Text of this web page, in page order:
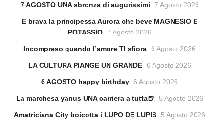
7 AGOSTO UNA sbronza di augurissimi 7 Agosto 2026
E brava la principessa Aurora che beve MAGNESIO E
POTASSIO 7 Agosto 2026
Incompreso quando l’amore TI sfiora 6 Agosto 2026
LA CULTURA PIANGE UN GRANDE 6 Agosto 2026
6 AGOSTO happy birthday 6 Agosto 2026
La marchesa yanus UNA carriera a tutta🍺 5 Agosto 2026
Amatriciana City boicotta i LUPO DE LUPIS 5 Agosto 2026